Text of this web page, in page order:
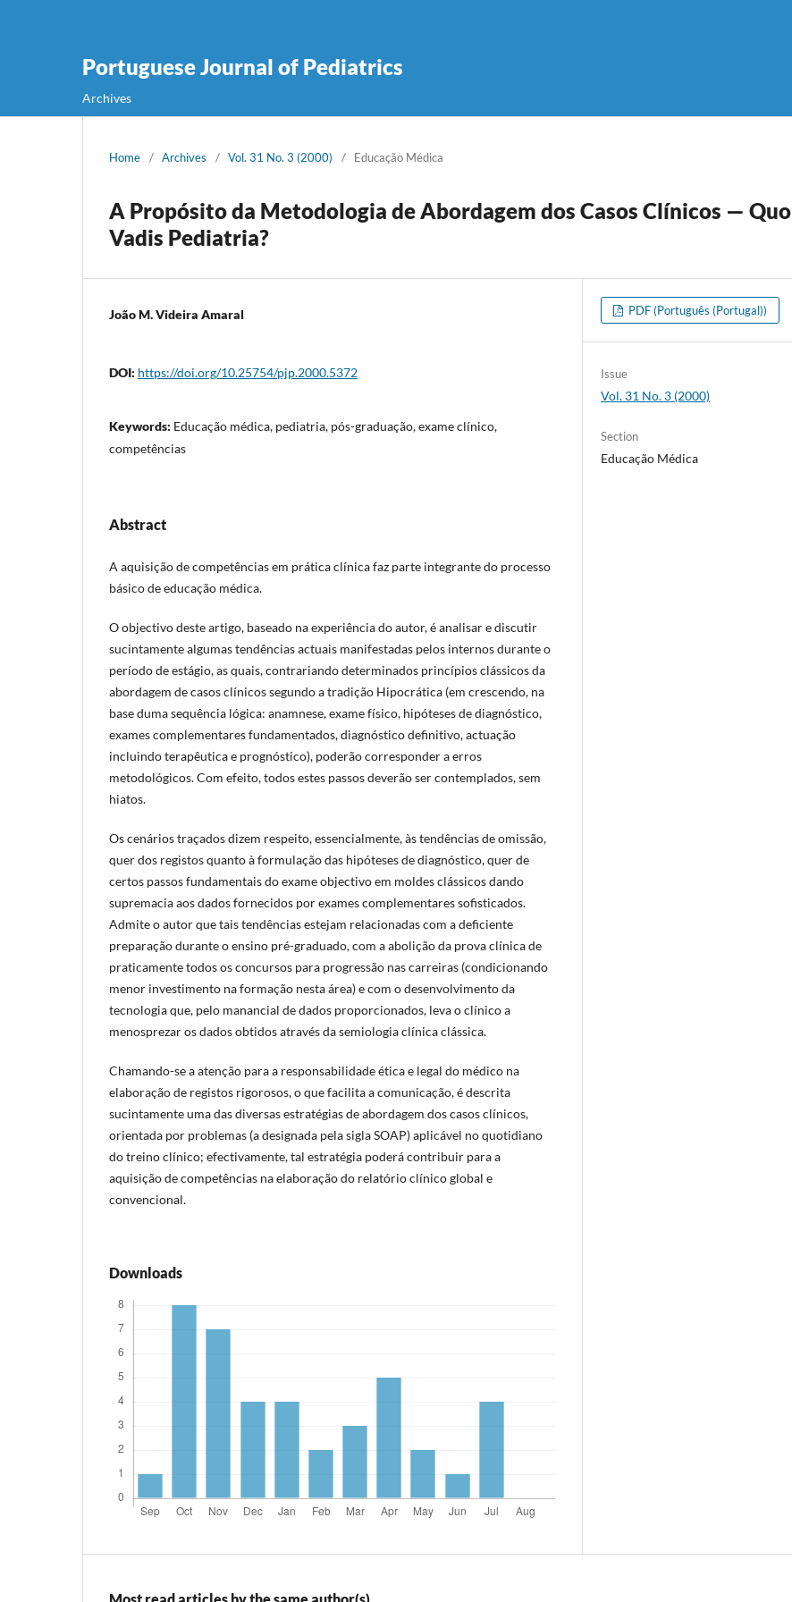
Portuguese Journal of Pediatrics
Archives
Home / Archives / Vol. 31 No. 3 (2000) / Educação Médica
A Propósito da Metodologia de Abordagem dos Casos Clínicos — Quo
Vadis Pediatria?
João M. Videira Amaral
DOI: https://doi.org/10.25754/pjp.2000.5372
Keywords: Educação médica, pediatria, pós-graduação, exame clínico,
competências
Abstract
A aquisição de competências em prática clínica faz parte integrante do processo
básico de educação médica.
O objectivo deste artigo, baseado na experiência do autor, é analisar e discutir
sucintamente algumas tendências actuais manifestadas pelos internos durante o
período de estágio, as quais, contrariando determinados princípios clássicos da
abordagem de casos clínicos segundo a tradição Hipocrática (em crescendo, na
base duma sequência lógica: anamnese, exame físico, hipóteses de diagnóstico,
exames complementares fundamentados, diagnóstico definitivo, actuação
incluindo terapêutica e prognóstico), poderão corresponder a erros
metodológicos. Com efeito, todos estes passos deverão ser contemplados, sem
hiatos.
Os cenários traçados dizem respeito, essencialmente, às tendências de omissão,
quer dos registos quanto à formulação das hipóteses de diagnóstico, quer de
certos passos fundamentais do exame objectivo em moldes clássicos dando
supremacia aos dados fornecidos por exames complementares sofisticados.
Admite o autor que tais tendências estejam relacionadas com a deficiente
preparação durante o ensino pré-graduado, com a abolição da prova clínica de
praticamente todos os concursos para progressão nas carreiras (condicionando
menor investimento na formação nesta área) e com o desenvolvimento da
tecnologia que, pelo manancial de dados proporcionados, leva o clínico a
menosprezar os dados obtidos através da semiologia clínica clássica.
Chamando-se a atenção para a responsabilidade ética e legal do médico na
elaboração de registos rigorosos, o que facilita a comunicação, é descrita
sucintamente uma das diversas estratégias de abordagem dos casos clínicos,
orientada por problemas (a designada pela sigla SOAP) aplicável no quotidiano
do treino clínico; efectivamente, tal estratégia poderá contribuir para a
aquisição de competências na elaboração do relatório clínico global e
convencional.
Downloads
PDF (Português (Portugal))
Issue
Vol. 31 No. 3 (2000)
Section
Educação Médica